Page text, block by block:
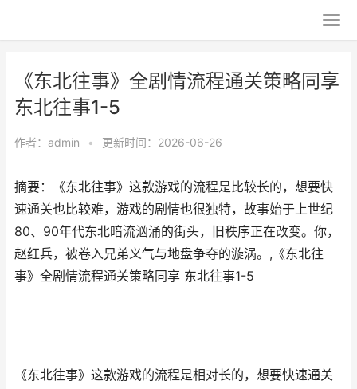
《东北往事》全剧情流程通关策略同享
东北往事1-5
作者： admin • 更新时间：2026-06-26
摘要：《东北往事》这款游戏的流程是比较长的，想要快
速通关也比较难，游戏的剧情也很独特，故事始于上世纪
80、90年代东北暗流汹涌的街头，旧秩序正在改变。你，
赵红兵，被卷入兄弟义气与地盘争夺的漩涡。,《东北往
事》全剧情流程通关策略同享 东北往事1-5
《东北往事》这款游戏的流程是相对长的，想要快速通关